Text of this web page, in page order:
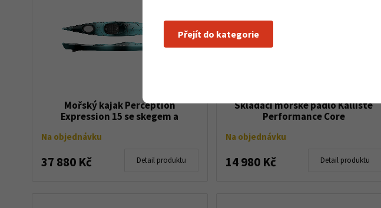
Mořský kajak Perception
Expression 15 se skegem a
Na objednávku
37 880 Kč Detail produktu
Skládací mořské pádlo Kalliste
Performance Core
Na objednávku
14 980 Kč Detail produktu
Přejít do kategorie